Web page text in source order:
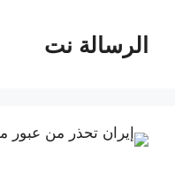
المحتوىالرسالة نت